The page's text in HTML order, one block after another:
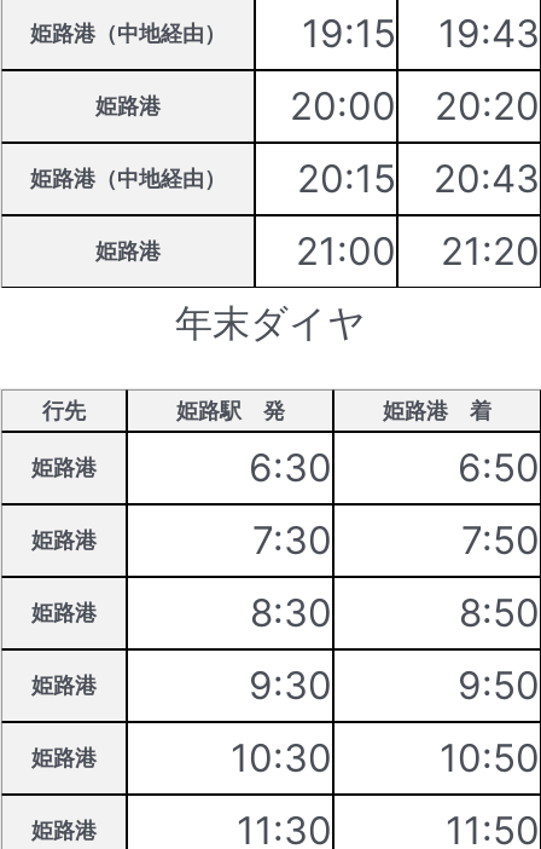
姫路港（中地経由） 19:15 19:43
姫路港 20:00 20:20
姫路港（中地経由） 20:15 20:43
姫路港 21:00
21:20
年末ダイヤ
行先 姫路駅 発 姫路港 着
姫路港 6:30 6:50
姫路港 7:30 7:50
姫路港 8:30 8:50
姫路港 9:30 9:50
姫路港 10:30 10:50
姫路港 11:30 11:50